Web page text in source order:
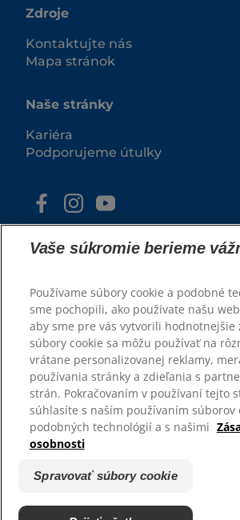
Zdroje
Kontaktujte nás
Mapa stránok
Naše stránky
Kariéra
Podporujeme útulky
© 2025 Hill's Pet Nutrition, Inc.
Všetky práva vyhradené.
Pravidlá
Zásady ochrany osobných
údajov
Právne
Spravovať
Vaše súkromie berieme
Používame súbory cookie a podobné
sme pochopili, ako používate našu
aby sme pre vás vytvorili hodnotnejšie
súbory cookie sa môžu používať na
vrátane personalizovanej reklamy,
používania stránky a zdieľania s
strán. Pokračovaním v používaní tejto
súhlasíte s naším používaním súborov
podobných technológií a s našimi
osobnosti
Spravovať súbory cookie